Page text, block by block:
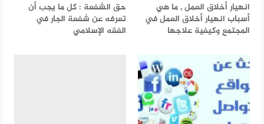
انهيار أخلاق العمل , ما هي
أسباب انهيار أخلاق العمل في
المجتمع وكيفية علاجها
حق الشفعة : كل ما يجب أن
تعرفه عن شفعة الجار في
الفقه الإسلامي